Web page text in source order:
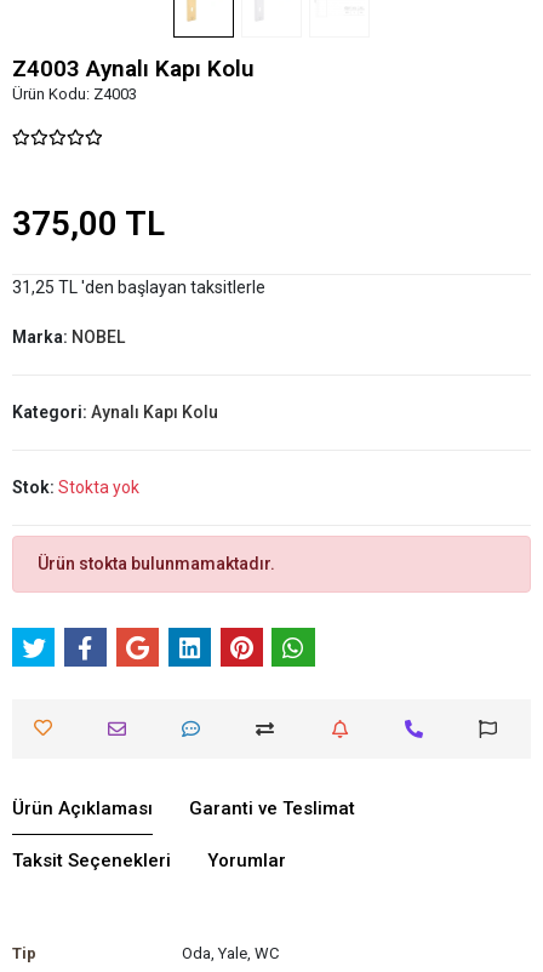
Z4003 Aynalı Kapı Kolu
Ürün Kodu: Z4003
375,00 TL
31,25 TL 'den başlayan taksitlerle
Marka: NOBEL
Kategori: Aynalı Kapı Kolu
Stok: Stokta yok
Ürün stokta bulunmamaktadır.
Ürün Açıklaması Garanti ve Teslimat
Taksit Seçenekleri Yorumlar
Tip
Oda, Yale, WC